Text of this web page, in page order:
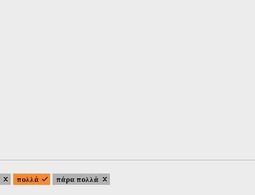
πολλά πάρα πολλά